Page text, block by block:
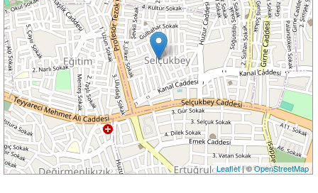
Leaflet| ©OpenStreetMap